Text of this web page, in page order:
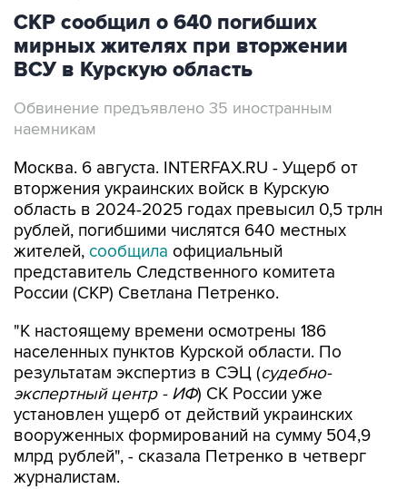
СКР сообщил о 640 погибших
мирных жителях при вторжении
ВСУ в Курскую область
Обвинение предъявлено 35 иностранным
наемникам
Москва. 6 августа. INTERFAX.RU - Ущерб от
вторжения украинских войск в Курскую
область в 2024-2025 годах превысил 0,5 трлн
рублей, погибшими числятся 640 местных
жителей, сообщила официальный
представитель Следственного комитета
России (СКР) Светлана Петренко.
"К настоящему времени осмотрены 186
населенных пунктов Курской области. По
результатам экспертиз в СЭЦ (судебно-
экспертный центр - ИФ) СК России уже
установлен ущерб от действий украинских
вооруженных формирований на сумму 504,9
млрд рублей", - сказала Петренко в четверг
журналистам.